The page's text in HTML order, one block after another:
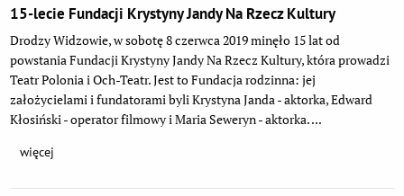
15-lecie Fundacji Krystyny Jandy Na Rzecz Kultury
Drodzy Widzowie, w sobotę 8 czerwca 2019 minęło 15 lat od
powstania Fundacji Krystyny Jandy Na Rzecz Kultury, która prowadzi
Teatr Polonia i Och-Teatr. Jest to Fundacja rodzinna: jej
założycielami i fundatorami byli Krystyna Janda - aktorka, Edward
Kłosiński - operator filmowy i Maria Seweryn - aktorka. ...
więcej